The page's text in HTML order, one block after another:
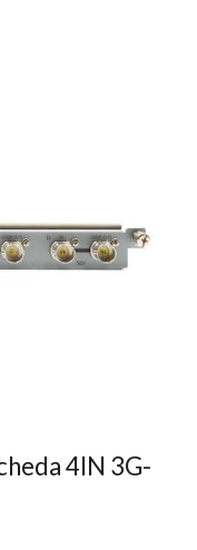
4IN 3G-